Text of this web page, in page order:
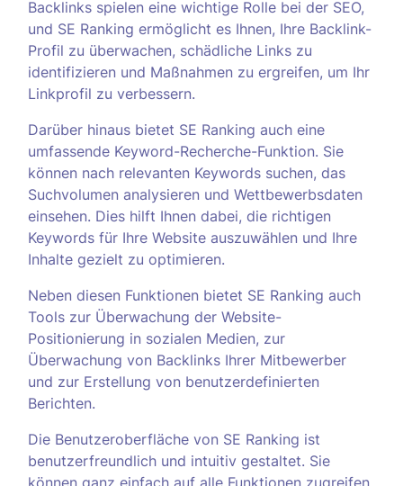
Backlinks spielen eine wichtige Rolle bei der SEO,
und SE Ranking ermöglicht es Ihnen, Ihre Backlink-
Profil zu überwachen, schädliche Links zu
identifizieren und Maßnahmen zu ergreifen, um Ihr
Linkprofil zu verbessern.
Darüber hinaus bietet SE Ranking auch eine
umfassende Keyword-Recherche-Funktion. Sie
können nach relevanten Keywords suchen, das
Suchvolumen analysieren und Wettbewerbsdaten
einsehen. Dies hilft Ihnen dabei, die richtigen
Keywords für Ihre Website auszuwählen und Ihre
Inhalte gezielt zu optimieren.
Neben diesen Funktionen bietet SE Ranking auch
Tools zur Überwachung der Website-
Positionierung in sozialen Medien, zur
Überwachung von Backlinks Ihrer Mitbewerber
und zur Erstellung von benutzerdefinierten
Berichten.
Die Benutzeroberfläche von SE Ranking ist
benutzerfreundlich und intuitiv gestaltet. Sie
können ganz einfach auf alle Funktionen zugreifen